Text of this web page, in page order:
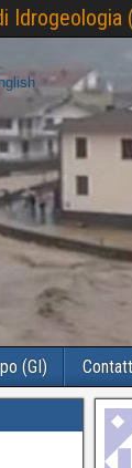
Idrogeologia
(GI)